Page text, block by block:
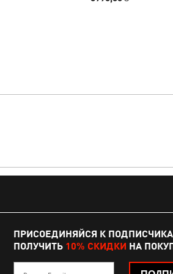
ПРИСОЕДИНЯЙСЯ К
ПОЛУЧИТЬ 10% СКИДКИ НА